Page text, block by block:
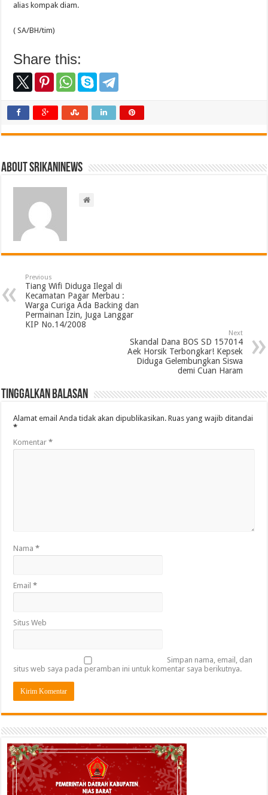
alias kompak diam.
( SA/BH/tim)
Share this:
About srikaninews
Previous
Tiang Wifi Diduga Ilegal di
Kecamatan Pagar Merbau :
Warga Curiga Ada Backing dan
Permainan Izin, Juga Langgar
KIP No.14/2008
Next
Skandal Dana BOS SD 157014
Aek Horsik Terbongkar! Kepsek
Diduga Gelembungkan Siswa
demi Cuan Haram
Tinggalkan Balasan
Alamat email Anda tidak akan dipublikasikan. Ruas yang wajib ditandai
*
Komentar*
Nama*
Email*
Situs Web
Simpan nama, email, dan
situs web saya pada peramban ini untuk komentar saya berikutnya.